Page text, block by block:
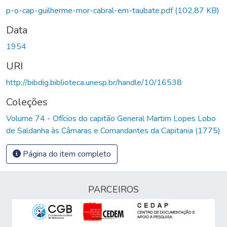
p-o-cap-guilherme-mor-cabral-em-taubate.pdf(102,87 KB)
Data
1954
URI
http://bibdig.biblioteca.unesp.br/handle/10/16538
Coleções
Volume 74 - Ofícios do capitão General Martim Lopes Lobo
de Saldanha às Câmaras e Comandantes da Capitania (1775)
Página do item completo
PARCEIROS